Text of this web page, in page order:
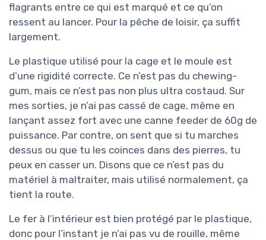
flagrants entre ce qui est marqué et ce qu’on
ressent au lancer. Pour la pêche de loisir, ça suffit
largement.
Le plastique utilisé pour la cage et le moule est
d’une rigidité correcte. Ce n’est pas du chewing-
gum, mais ce n’est pas non plus ultra costaud. Sur
mes sorties, je n’ai pas cassé de cage, même en
lançant assez fort avec une canne feeder de 60g de
puissance. Par contre, on sent que si tu marches
dessus ou que tu les coinces dans des pierres, tu
peux en casser un. Disons que ce n’est pas du
matériel à maltraiter, mais utilisé normalement, ça
tient la route.
Le fer à l’intérieur est bien protégé par le plastique,
donc pour l’instant je n’ai pas vu de rouille, même